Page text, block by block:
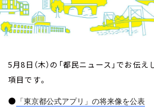
5月8日（木）の「都民ニュース」でお伝
項目です。
● 「東京都公式アプリ」の将来像を公表